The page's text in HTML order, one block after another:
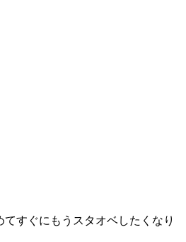
すぐにもうスタオベしたくなり